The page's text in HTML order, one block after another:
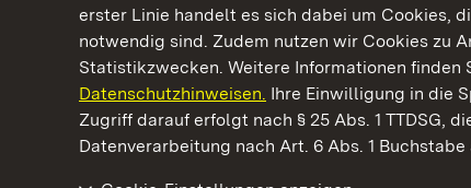
erster Linie handelt es sich dabei um Cookies,
notwendig sind. Zudem nutzen wir Cookies zu
Statistikzwecken. Weitere Informationen finden
Datenschutzhinweisen. Ihre Einwilligung in die
Zugriff darauf erfolgt nach § 25 Abs. 1 TTDSG,
Datenverarbeitung nach Art. 6 Abs. 1 Buchstabe
Kommen. Staunen. Genießen.